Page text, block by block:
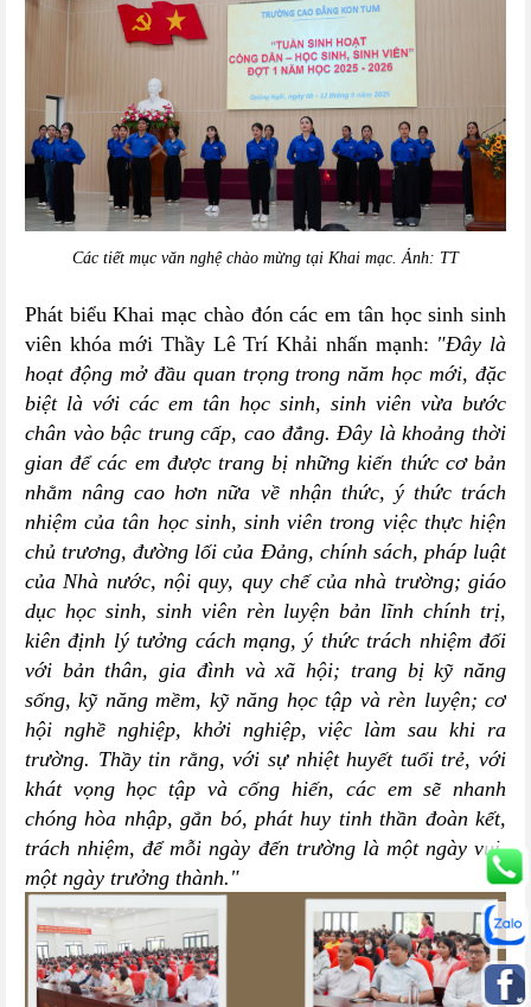
Các tiết mục văn nghệ chào mừng tại Khai mạc. Ảnh: TT
Phát biểu Khai mạc chào đón các em tân học sinh sinh
viên khóa mới Thầy Lê Trí Khải nhấn mạnh: "Đây là
hoạt động mở đầu quan trọng trong năm học mới, đặc
biệt là với các em tân học sinh, sinh viên vừa bước
chân vào bậc trung cấp, cao đẳng. Đây là khoảng thời
gian để các em được trang bị những kiến thức cơ bản
nhằm nâng cao hơn nữa về nhận thức, ý thức trách
nhiệm của tân học sinh, sinh viên trong việc thực hiện
chủ trương, đường lối của Đảng, chính sách, pháp luật
của Nhà nước, nội quy, quy chế của nhà trường; giáo
dục học sinh, sinh viên rèn luyện bản lĩnh chính trị,
kiên định lý tưởng cách mạng, ý thức trách nhiệm đối
với bản thân, gia đình và xã hội; trang bị kỹ năng
sống, kỹ năng mềm, kỹ năng học tập và rèn luyện; cơ
hội nghề nghiệp, khởi nghiệp, việc làm sau khi ra
trường. Thầy tin rằng, với sự nhiệt huyết tuổi trẻ, với
khát vọng học tập và cống hiến, các em sẽ nhanh
chóng hòa nhập, gắn bó, phát huy tinh thần đoàn kết,
trách nhiệm, để mỗi ngày đến trường là một ngày vui,
một ngày trưởng thành."